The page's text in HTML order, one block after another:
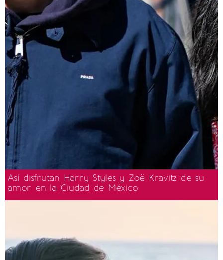
Así disfrutan Harry Styles y Zoë Kravitz de su
amor en la Ciudad de México